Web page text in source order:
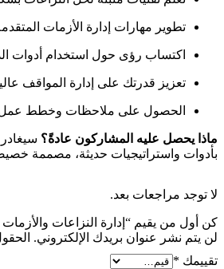
تطوير مهارات إدارة الأزمات
اكتساب رؤى حول استخدام أدوات
تعزيز قدرتك على إدارة المواقف
الحصول على ملاحظات وخطط عمل
ماذا يحصل عليه المشاركون عادةً؟
بأدوات واستراتيجيات حديثة، مصممة
لا توجد مراجعات بعد.
كن أول من يقيم “إدارة النزاعات
لن يتم نشر عنوان بريدك الإلكتروني.
تقييمك *